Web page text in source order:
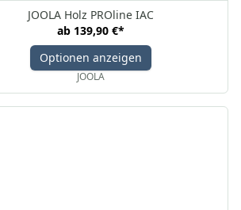
JOOLA Holz PROline IAC
ab 139,90 €*
Optionen anzeigen
JOOLA